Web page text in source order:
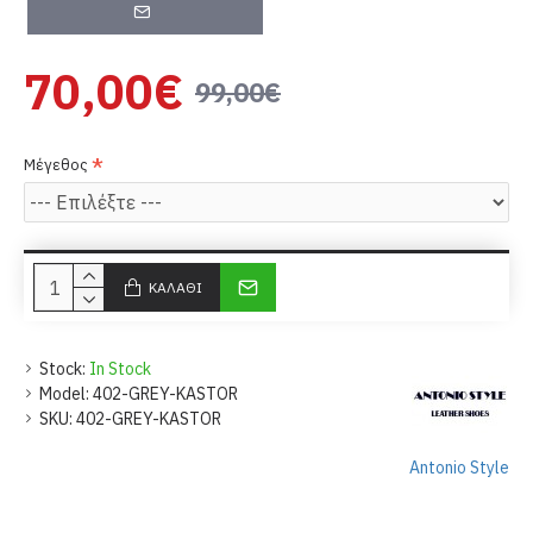
Stock: In Stock
Model: 402-GREY-KASTOR
SKU: 402-GREY-KASTOR
Antonio Style
99,00€
70,00€
Μέγεθος
ΚΑΛΆΘΙ